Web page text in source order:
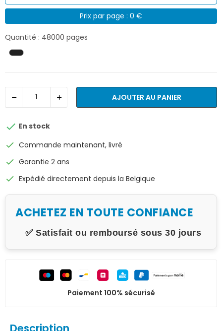
Prix par page : 0 €
Quantité : 48000 pages
AJOUTER AU PANIER
 En stock
check Commande maintenant, livré
check Garantie 2 ans
check Expédié directement depuis la Belgique
ACHETEZ EN TOUTE CONFIANCE
✅ Satisfait ou remboursé sous 30 jours
Paiement 100% sécurisé
Description